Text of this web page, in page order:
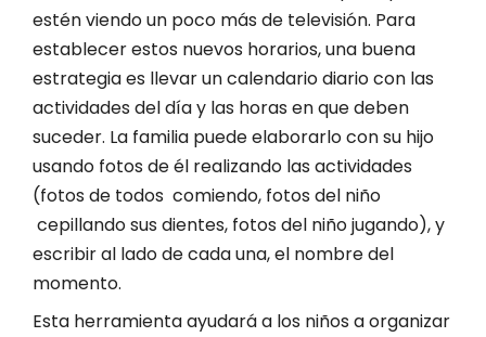
estén viendo un poco más de televisión. Para
establecer estos nuevos horarios, una buena
estrategia es llevar un calendario diario con las
actividades del día y las horas en que deben
suceder. La familia puede elaborarlo con su hijo
usando fotos de él realizando las actividades
(fotos de todos comiendo, fotos del niño
cepillando sus dientes, fotos del niño jugando), y
escribir al lado de cada una, el nombre del
momento.
Esta herramienta ayudará a los niños a organizar